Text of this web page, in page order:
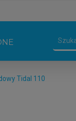
Tidal 110